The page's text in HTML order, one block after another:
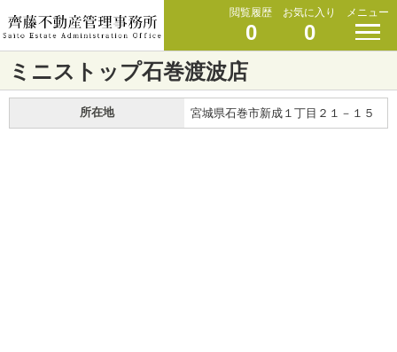
閲覧履歴
0
お気に入り
0
メニュー
ミニストップ石巻渡波店
所在地 宮城県石巻市新成１丁目２１－１５